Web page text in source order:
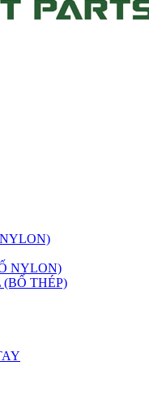
NYLON)
THÉP)